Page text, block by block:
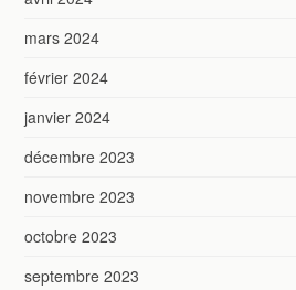
mars 2024
février 2024
janvier 2024
décembre 2023
novembre 2023
octobre 2023
septembre 2023